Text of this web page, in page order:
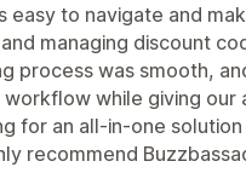
easy to navigate and
managing discount
process was smooth,
while giving
for an all-in-one
recommend